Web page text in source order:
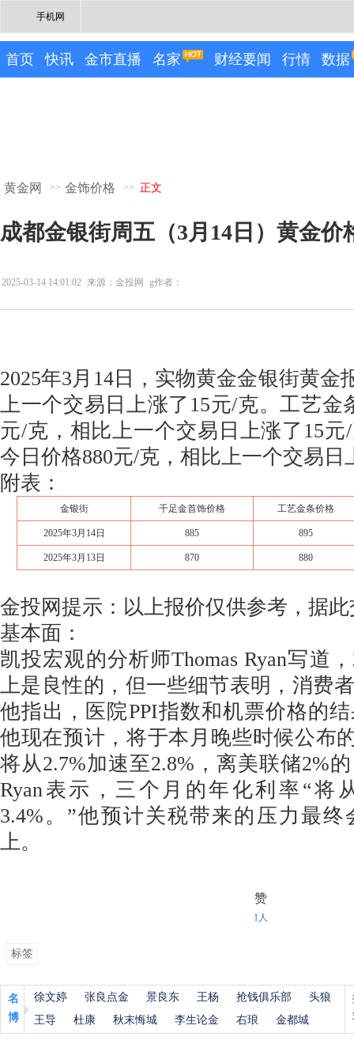
手机网
首页 快讯 金市直播 名家 财经要闻 行情 数据
黄金网 >> 金饰价格 >> 正文
成都金银街周五（3月14日）黄金价
2025-03-14 14:01:02 来源：金投网 g作者：
2025年3月14日，实物黄金金银街黄金
上一个交易日上涨了15元/克。工艺金
元/克，相比上一个交易日上涨了15
今日价格880元/克，相比上一个交易日
附表：
金银街 千足金首饰价格 工艺金条价格
2025年3月14日 885 895
2025年3月13日 870 880
金投网提示：以上报价仅供参考，据
基本面：​
凯投宏观的分析师Thomas Ryan写道
上是良性的，但一些细节表明，消费
他指出，医院PPI指数和机票价格的
他现在预计，将于本月晚些时候公布
将从2.7%加速至2.8%，离美联储2%
Ryan表示，三个月的年化利率“将
3.4%。”他预计关税带来的压力最
上。
赞
1人
标签
名
博
徐文婷 张良点金 景良东 王杨 抢钱俱乐部
头狼
王导
杜康 秋末悔城 李生论金 右琅 金都城